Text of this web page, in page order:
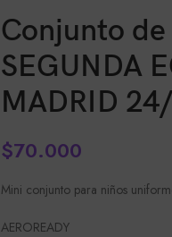
Conjunto
SEGUNDA
MADRID
$70.000
Mini conjunto para niños
AEROREADY